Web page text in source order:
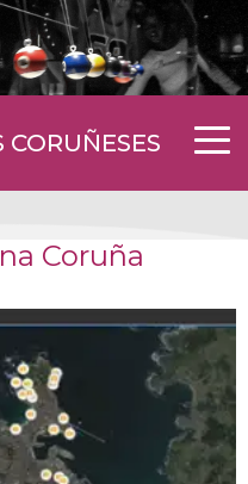
CORUÑESES
Coruña